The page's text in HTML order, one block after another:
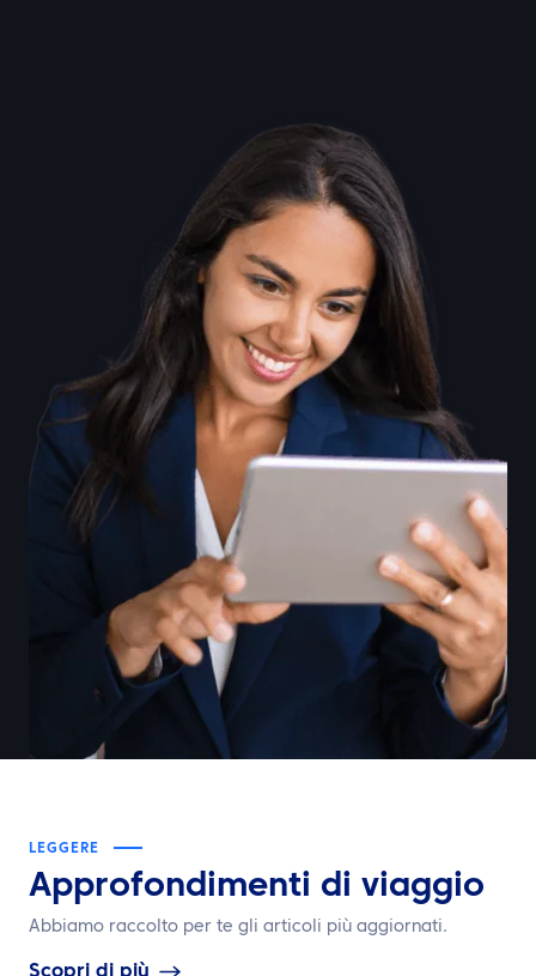
LEGGERE
Approfondimenti di viaggio
Abbiamo raccolto per te gli articoli più aggiornati.